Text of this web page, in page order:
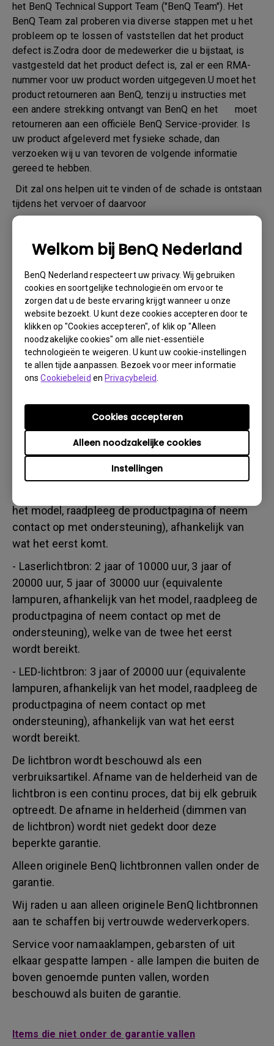
Welkom bij BenQ Nederland
BenQ Nederland respecteert uw privacy. Wij gebruiken
cookies en soortgelijke technologieën om ervoor te
zorgen dat u de beste ervaring krijgt wanneer u onze
website bezoekt. U kunt deze cookies accepteren door te
klikken op "Cookies accepteren", of klik op "Alleen
noodzakelijke cookies" om alle niet-essentiële
technologieën te weigeren. U kunt uw cookie-instellingen
te allen tijde aanpassen. Bezoek voor meer informatie
onsCookiebeleid enPrivacybeleid
Instellingen
Alleen noodzakelijke cookies
Cookies accepteren
het BenQ Technical Support Team ("BenQ Team"). Het
BenQ Team zal proberen via diverse stappen met u het
probleem op te lossen of vaststellen dat het product
defect is.Zodra door de medewerker die u bijstaat, is
vastgesteld dat het product defect is, zal er een RMA-
nummer voor uw product worden uitgegeven.U moet het
product retourneren aan BenQ, tenzij u instructies met
een andere strekking ontvangt van BenQ en het moet
retourneren aan een officiële BenQ Service-provider. Is
uw product afgeleverd met fysieke schade, dan
verzoeken wij u van tevoren de volgende informatie
gereed te hebben.
Dit zal ons helpen uit te vinden of de schade is ontstaan
tijdens het vervoer of daarvoor
1. Informeer BenQ via Internet of de detaillist zo
a. het verpakkingsmateriaal (binnen- en buitenzijde)
b. de fysieke schade
3. Denk er vooral aan de factuur en het afleverbericht
gereed te hebben
4. Gebruik het product niet, omdat gebruikersuren kunnen
worden gecontroleerd.
Garantie Beperking
Garantie op de lamp (hierna lichtbron genoemd) is
gebaseerd op het type lichtbron en is beperkt tot:
- Lamp (UHP) lichtbron: 1 jaar of 2000 uur/ 3 jaar
het model, raadpleeg de productpagina of neem
contact op met ondersteuning), afhankelijk van
wat het eerst komt.
- Laserlichtbron: 2 jaar of 10000 uur, 3 jaar of
20000 uur, 5 jaar of 30000 uur (equivalente
lampuren, afhankelijk van het model, raadpleeg de
productpagina of neem contact op met de
ondersteuning), welke van de twee het eerst
wordt bereikt.
- LED-lichtbron: 3 jaar of 20000 uur (equivalente
lampuren, afhankelijk van het model, raadpleeg de
productpagina of neem contact op met
ondersteuning), afhankelijk van wat het eerst
wordt bereikt.
De lichtbron wordt beschouwd als een
verbruiksartikel. Afname van de helderheid van de
lichtbron is een continu proces, dat bij elk gebruik
optreedt. De afname in helderheid (dimmen van
de lichtbron) wordt niet gedekt door deze
beperkte garantie.
Alleen originele BenQ lichtbronnen vallen onder de
garantie.
Wij raden u aan alleen originele BenQ lichtbronnen
aan te schaffen bij vertrouwde wederverkopers.
Service voor namaaklampen, gebarsten of uit
elkaar gespatte lampen - alle lampen die buiten de
boven genoemde punten vallen, worden
beschouwd als buiten de garantie.
Items die niet onder de garantie vallen